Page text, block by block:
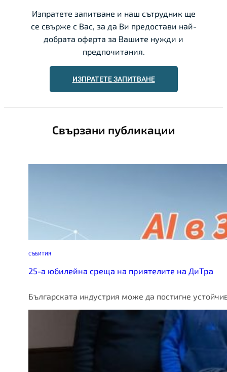
Изпратете запитване и наш сътрудник ще
се свърже с Вас, за да Ви предостави най-
добрата оферта за Вашите нужди и
предпочитания.
ИЗПРАТЕТЕ ЗАПИТВАНЕ
Свързани публикации
СЪБИТИЯ
25-а юбилейна среща на приятелите на ДиТра
Българската индустрия може да постигне